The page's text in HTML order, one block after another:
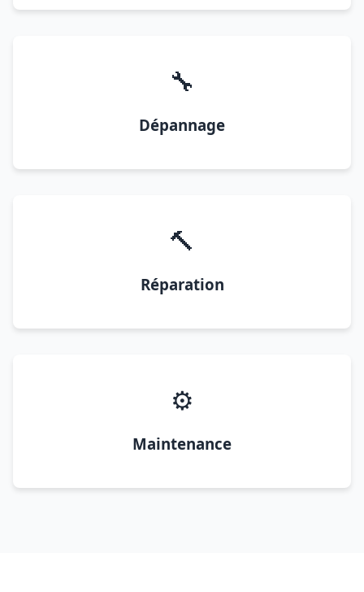
🔧
Dépannage
🔨
Réparation
⚙️
Maintenance